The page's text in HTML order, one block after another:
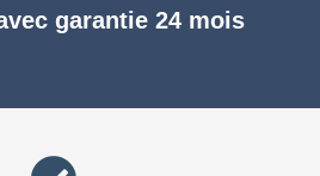
garantie 24 mois